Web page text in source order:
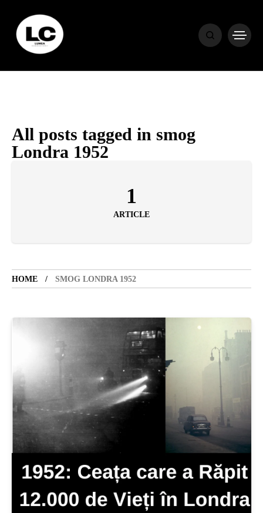
All posts tagged in smog
Londra 1952
1
ARTICLE
HOME SMOG LONDRA 1952
HOME
HOROSCOP
ENGLISH
CONTENT
SANATATE
SI
INGRIJIRE
ISTORIE
NATURĂ
STIRI